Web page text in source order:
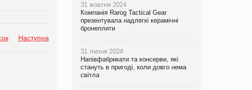
Наступна
31 жовтня 2024
Компанія Rarog Tactical Gear
презентувала надлегкі керамічні
бронеплити
31 липня 2024
Напівфабрикати та консерви, які
стануть в пригоді, коли довго нема
світла